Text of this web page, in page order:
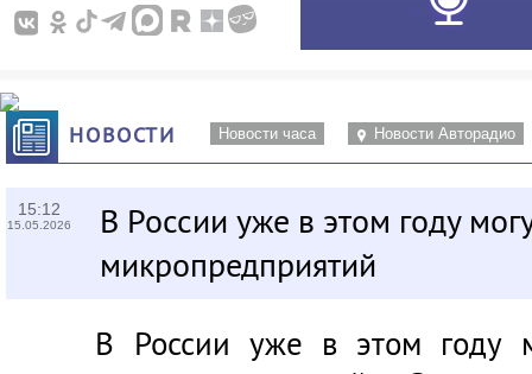
НОВОСТИ Новости часа Новости Авторадио
15:12
15.05.2026
В России уже в этом году
микропредприятий
В России уже в этом году